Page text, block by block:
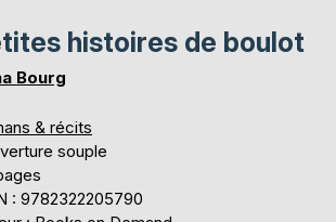
histoires de boulot
Bourg
& récits
souple
: 9782322205790